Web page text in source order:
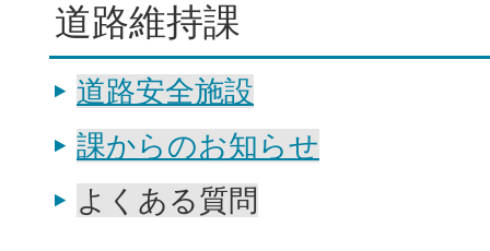
道路維持課
道路安全施設
課からのお知らせ
よくある質問